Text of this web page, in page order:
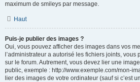
maximum de smileys par message.
Haut
Puis-je publier des images ?
Oui, vous pouvez afficher des images dans vos
l’administrateur a autorisé les fichiers joints, vous
sur le forum. Autrement, vous devez lier une
public, exemple : http://www.exemple.com/mon-
lier des images de votre ordinateur (sauf si c’est